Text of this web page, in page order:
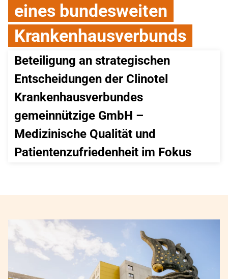
eines bundesweiten
Krankenhausverbunds
Beteiligung an strategischen
Entscheidungen der Clinotel
Krankenhausverbundes
gemeinnützige GmbH –
Medizinische Qualität und
Patientenzufriedenheit im Fokus